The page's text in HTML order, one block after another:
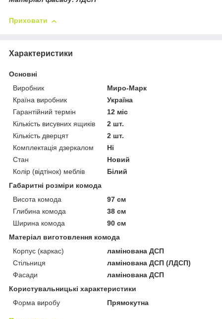
Приховати
Характеристики
Основні
Виробник
Миро-Марк
Країна виробник
Україна
Гарантійний термін
12 міс
Кількість висувних ящиків
2 шт.
Кількість дверцят
2 шт.
Комплектація дзеркалом
Ні
Стан
Новий
Колір (відтінок) меблів
Білий
Габаритні розміри комода
Висота комода
97 см
Глибина комода
38 см
Ширина комода
90 см
Матеріал виготовлення комода
Корпус (каркас)
ламінована ДСП
Стільниця
ламінована ДСП (ЛДСП)
Фасади
ламінована ДСП
Користувальницькі характеристики
Форма виробу
Прямокутна